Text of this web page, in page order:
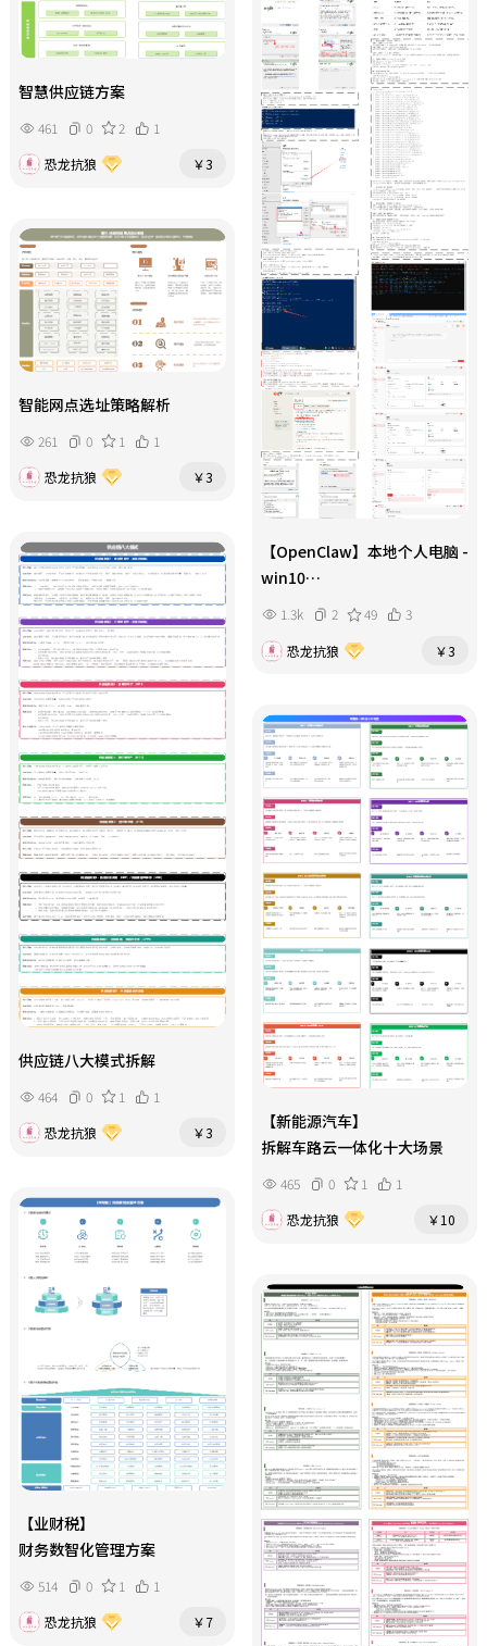
智慧供应链方案
461 0 2
1
恐龙抗狼
￥3
【OpenClaw】本地个人电脑 -
win10
部署安装和配置保姆级教程
1.3k 2 49
3
恐龙抗狼
￥3
智能网点选址策略解析
261 0 1
1
恐龙抗狼
￥3
供应链八大模式拆解
464 0 1
1
恐龙抗狼
￥3
【新能源汽车】
拆解车路云一体化十大场景
465 0 1
1
恐龙抗狼
￥10
【业财税】
财务数智化管理方案
514 0 1
1
恐龙抗狼
￥7